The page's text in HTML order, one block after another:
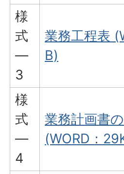
様
式
―
3
業務工程表
B)
様
式
―
4
業務計画書
(WORD：